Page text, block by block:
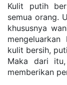
Kulit putih
semua orang.
khususnya
kulit bersih,
Maka dari
memberikan